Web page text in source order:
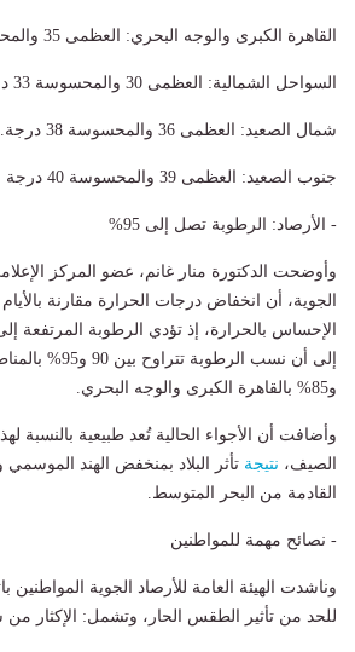
القاهرة الكبرى والوجه البحري: العظمى 35 والمحسوسة 37 درجة.
السواحل الشمالية: العظمى 30 والمحسوسة 33 درجة.
شمال الصعيد: العظمى 36 والمحسوسة 38 درجة.
جنوب الصعيد: العظمى 39 والمحسوسة 40 درجة مئوية.
- الأرصاد: الرطوبة تصل إلى 95%
وأوضحت الدكتورة منار غانم، عضو المركز
الجوية، أن انخفاض درجات الحرارة مقارنة
الإحساس بالحرارة، إذ تؤدي الرطوبة المرتفعة
و85% بالقاهرة الكبرى والوجه البحري.
وأضافت أن الأجواء الحالية تُعد طبيعية بالنسبة
الصيف، نتيجة تأثر البلاد بمنخفض الهند الموسمي
القادمة من البحر المتوسط.
- نصائح مهمة للمواطنين
وناشدت الهيئة العامة للأرصاد الجوية المواطنين
للحد من تأثير الطقس الحار، وتشمل: الإكثار